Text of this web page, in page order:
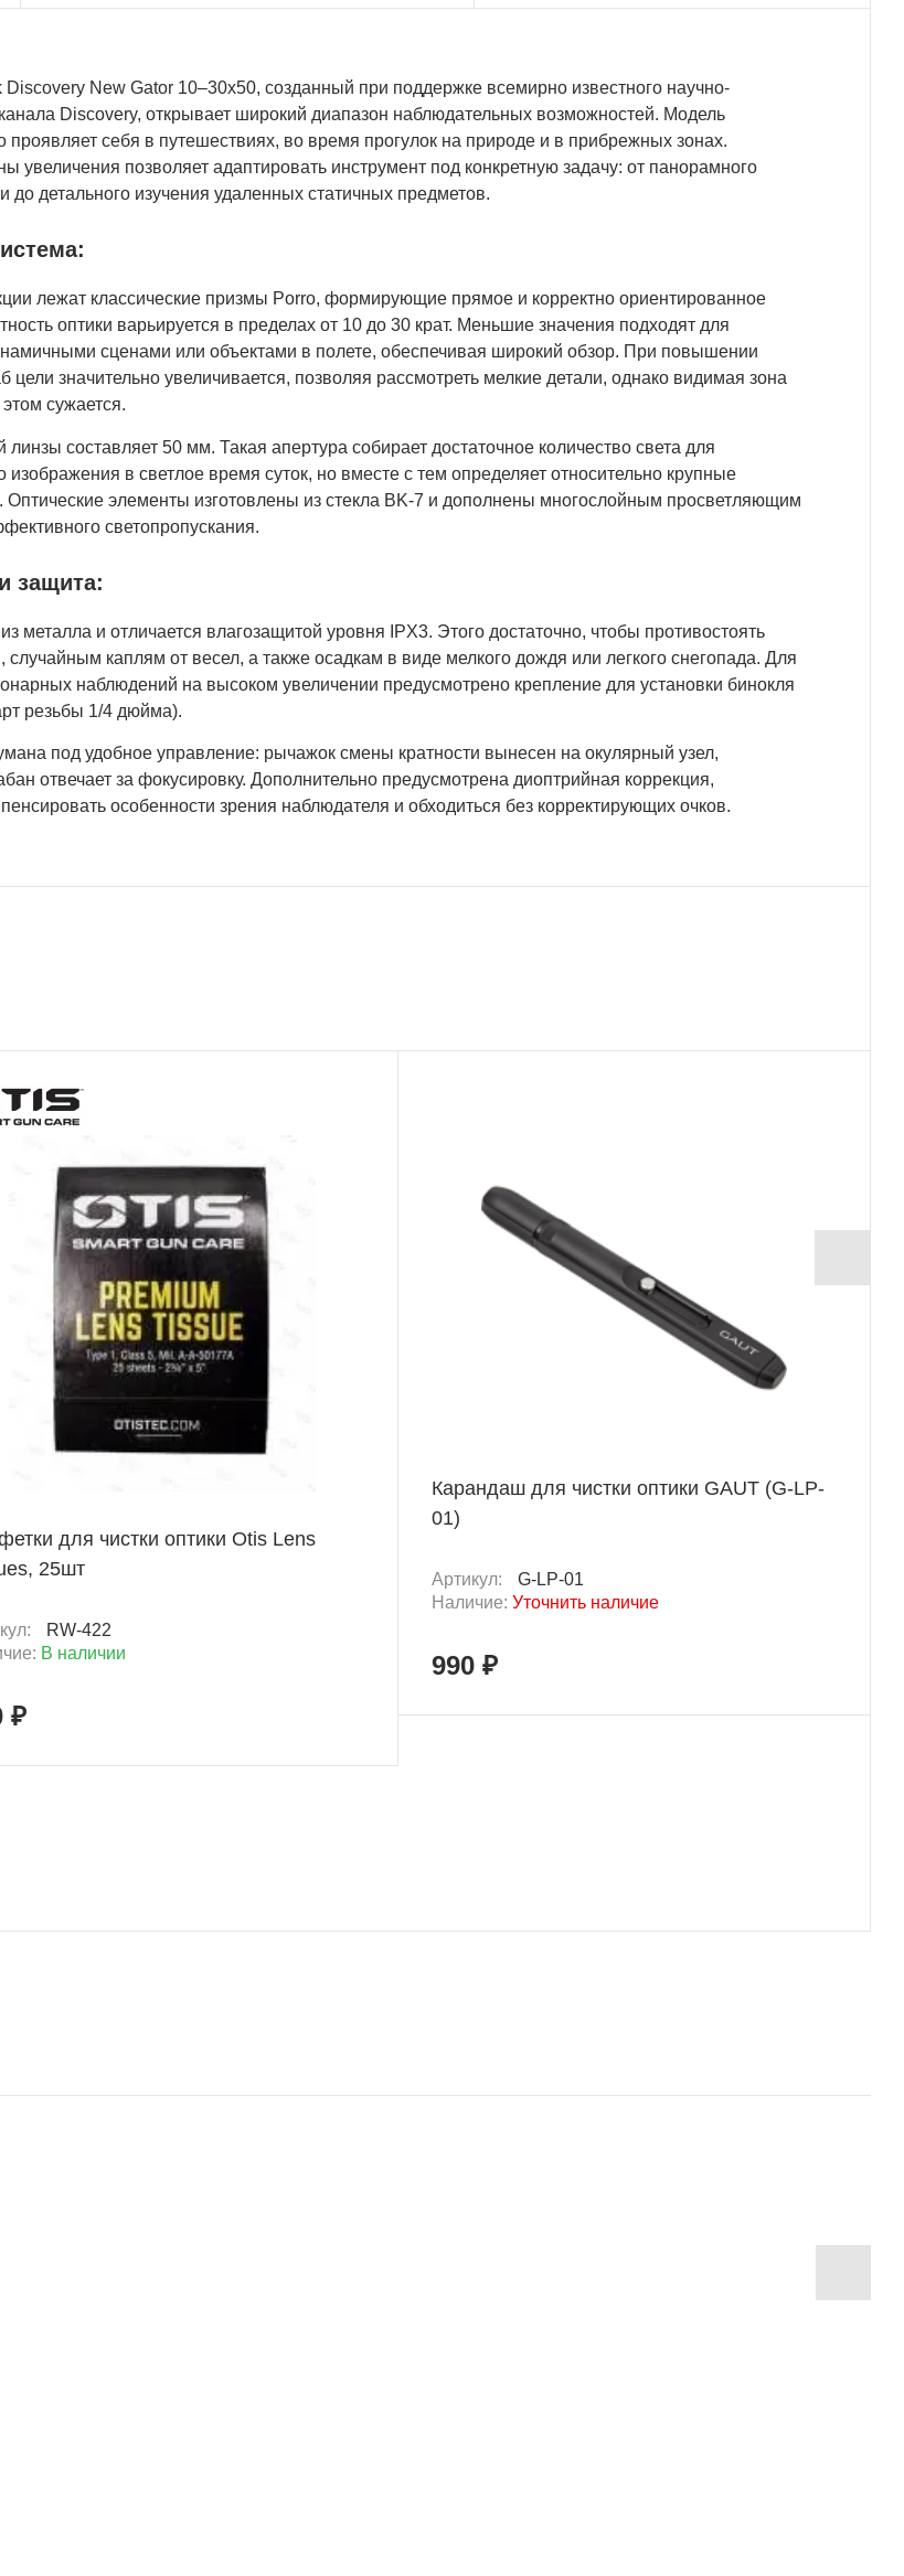
Discovery New Gator 10–30x50, созданный при поддержке всемирно известного научно-
Discovery, открывает широкий диапазон наблюдательных возможностей. Модель
проявляет себя в путешествиях, во время прогулок на природе и в прибрежных зонах.
увеличения позволяет адаптировать инструмент под конкретную задачу: от панорамного
до детального изучения удаленных статичных предметов.
лежат классические призмы Porro, формирующие прямое и корректно ориентированное
оптики варьируется в пределах от 10 до 30 крат. Меньшие значения подходят для
сценами или объектами в полете, обеспечивая широкий обзор. При повышении
цели значительно увеличивается, позволяя рассмотреть мелкие детали, однако видимая зона
сужается.
составляет 50 мм. Такая апертура собирает достаточное количество света для
изображения в светлое время суток, но вместе с тем определяет относительно крупные
Оптические элементы изготовлены из стекла BK-7 и дополнены многослойным просветляющим
светопропускания.
защита:
металла и отличается влагозащитой уровня IPX3. Этого достаточно, чтобы противостоять
каплям от весел, а также осадкам в виде мелкого дождя или легкого снегопада. Для
наблюдений на высоком увеличении предусмотрено крепление для установки бинокля
резьбы 1/4 дюйма).
под удобное управление: рычажок смены кратности вынесен на окулярный узел,
отвечает за фокусировку. Дополнительно предусмотрена диоптрийная коррекция,
особенности зрения наблюдателя и обходиться без корректирующих очков.
для чистки оптики Otis Lens
25шт
RW-422
В наличии
₽
Карандаш для чистки оптики GAUT (G-LP-
01)
Артикул:
G-LP-01
Наличие:Уточнить наличие
990 ₽